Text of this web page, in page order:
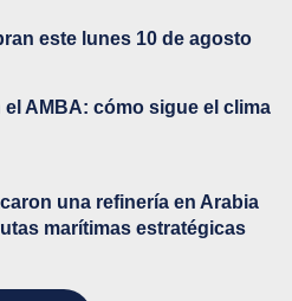
este lunes 10 de agosto
AMBA: cómo sigue el clima
una refinería en Arabia
marítimas estratégicas